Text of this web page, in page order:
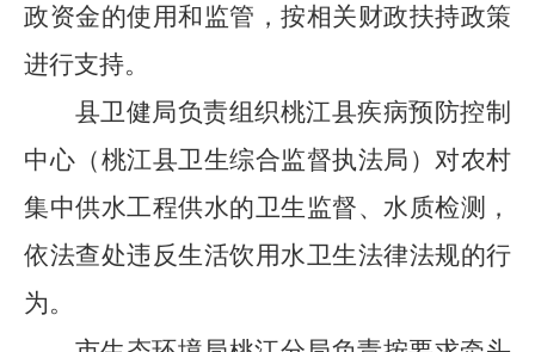
政资金的使用和监管，按相关财政扶持政策
进行支持。
县卫健局负责组织桃江县疾病预防控制
中心（桃江县卫生综合监督执法局）对农村
集中供水工程供水的卫生监督、水质检测，
依法查处违反生活饮用水卫生法律法规的行
为。